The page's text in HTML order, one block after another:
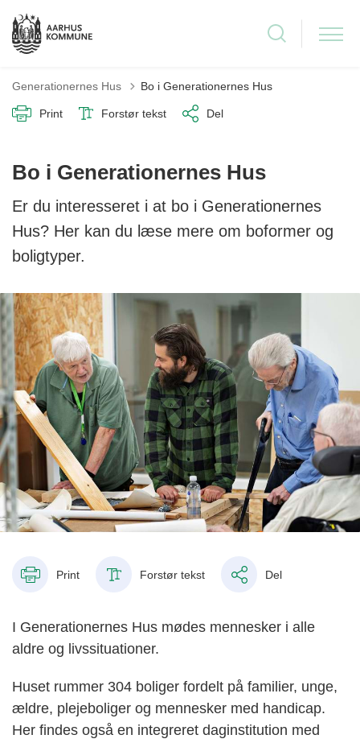
Generationernes Hus Bo i Generationernes Hus
Print Forstør tekst Del
Bo i Generationernes Hus
Er du interesseret i at bo i Generationernes
Hus? Her kan du læse mere om boformer og
boligtyper.
Print Forstør tekst Del
I Generationernes Hus mødes mennesker i alle
aldre og livssituationer.
Huset rummer 304 boliger fordelt på familier, unge,
ældre, plejeboliger og mennesker med handicap.
Her findes også en integreret daginstitution med